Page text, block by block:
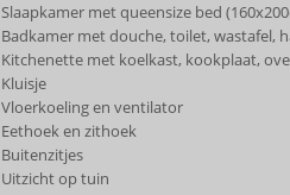
Slaapkamer met queensize bed
Badkamer met douche, toilet, wastafel,
Kitchenette met koelkast, kookplaat,
Kluisje
Vloerkoeling en ventilator
Eethoek en zithoek
Buitenzitjes
Uitzicht op tuin